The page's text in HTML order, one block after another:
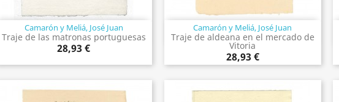
Camarón y Meliá, José Juan
Traje de las matronas portuguesas
28,93 €
Vista rápida Camarón y Meliá, José Juan
Traje de aldeana en el mercado de
Vitoria
28,93 €
Vista rápida